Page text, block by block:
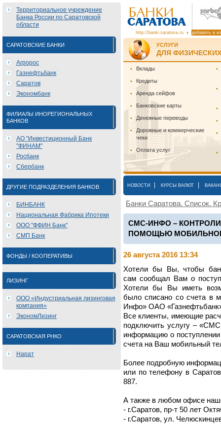
Территориальное учреждение
Банка России по Саратовской
области
САРАТОВСКИЕ БАНКИ
Агророс
Газнефтьбанк
Саратов
Экономбанк
ФИЛИАЛЫ ИНОРЕГИОНАЛЬНЫХ
БАНКОВ
АО "Инвестиционный Банк
"ФИНАМ"
Росбанк
Сбербанк
ДРУГИЕ ПОДРАЗДЕЛЕНИЯ БАНКОВ
БИНБАНК
Национальная Фабрика Ипотеки
ООО "ФФИН Банк"
СМП Банк
ФОНДЫ / КООПЕРАТИВЫ
ЛИЗИНГ
ООО «Индустриальная лизинговая
компания»
ЭкономЛизинг
САРАТОВСКАЯ РНКО
Нарат
http://banki.saratova.ru добавить в
УСЛУГИ
ДЛЯ
Вклады
Кредиты
Аренда сейфов
Банковские карты
Денежные переводы
Дорожные и коммерческие
чеки
Оплата услуг
НОВОСТИ КУРСЫ ВАЛЮТ
Банки Саратова. Список.
СМС-ИНФО –
ПОМОЩЬЮ
26 августа 2016 13:34
Хотели бы Вы, чтобы
сам сообщал Вам о
Хотели бы Вы иметь
было списано со счета в
Инфо» ОАО
Все клиенты, имеющие
подключить услугу –
информацию о
счета на Ваш мобильный
Более подробную
или по телефону в
887.
А также в любом офисе
- г.Саратов, пр-т 50 лет
- г.Саратов, ул.